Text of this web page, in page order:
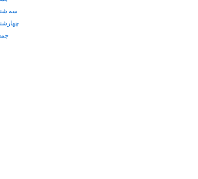
سه شنبه 27
چهارشنبه 28
جمعه 30